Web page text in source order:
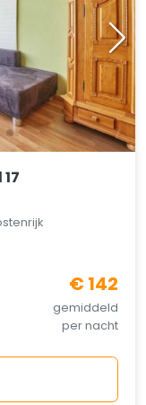
€ 142
gemiddeld
per nacht